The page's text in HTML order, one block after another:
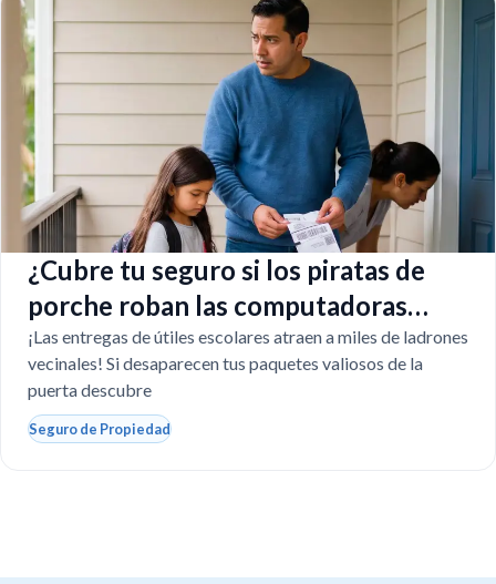
¿Cubre tu seguro si los piratas de
porche roban las computadoras
escolares?
¡Las entregas de útiles escolares atraen a miles de ladrones
vecinales! Si desaparecen tus paquetes valiosos de la
puerta descubre
Seguro de Propiedad